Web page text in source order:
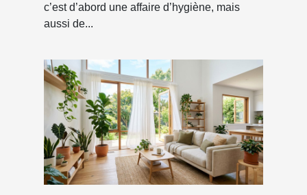
c’est d’abord une affaire d’hygiène, mais
aussi de...